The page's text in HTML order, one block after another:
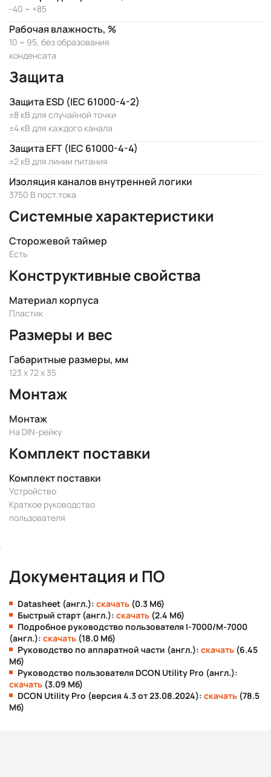
-40 ~ +85
Рабочая влажность, %
10 ~ 95, без образования
конденсата
Защита
Защита ESD (IEC 61000-4-2)
±8 кВ для случайной точки
±4 кВ для каждого канала
Защита EFT (IEC 61000-4-4)
±2 кВ для линии питания
Изоляция каналов внутренней логики
3750 В пост.тока
Системные характеристики
Сторожевой таймер
Есть
Конструктивные свойства
Материал корпуса
Пластик
Размеры и вес
Габаритные размеры, мм
123 x 72 x 35
Монтаж
Монтаж
На DIN-рейку
Комплект поставки
Комплект поставки
Устройство
Краткое руководство
пользователя
Документация и ПО
Datasheet (англ.): скачать (0.3 Мб)
Быстрый старт (англ.): скачать (2.4 Мб)
Подробное руководство пользователя I-7000/M-7000
(англ.): скачать (18.0 Мб)
Руководство по аппаратной части (англ.): скачать (6.45
Мб)
Руководство пользователя DCON Utility Pro (англ.):
скачать (3.09 Мб)
DCON Utility Pro (версия 4.3 от 23.08.2024): скачать (78.5
Мб)